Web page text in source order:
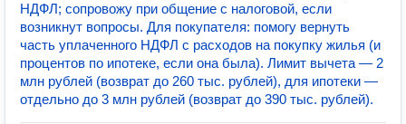
НДФЛ; сопровожу при общение с налоговой, если
возникнут вопросы. Для покупателя: помогу вернуть
часть уплаченного НДФЛ с расходов на покупку жилья (и
процентов по ипотеке, если она была). Лимит вычета — 2
млн рублей (возврат до 260 тыс. рублей), для ипотеки —
отдельно до 3 млн рублей (возврат до 390 тыс. рублей).